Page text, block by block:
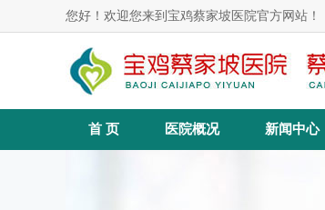
您好！欢迎您来到宝鸡蔡家坡医院官方网站！
首 页 医院概况 新闻中心